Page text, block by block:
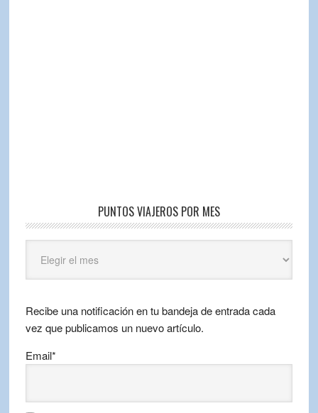
PUNTOS VIAJEROS POR MES
Viajeros
por
Recibe una notificación en tu bandeja de entrada cada
vez que publicamos un nuevo artículo.
Email*